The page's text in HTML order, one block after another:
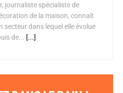
journaliste spécialiste de
de la maison, connaît
secteur dans lequel elle évolue
de... [...]